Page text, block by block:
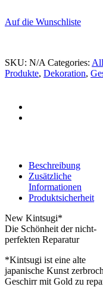
Auf die Wunschliste
SKU: N/A Categories:
Produkte, Dekoration,
Beschreibung
Zusätzliche
Informationen
Produktsicherheit
New Kintsugi*
Die Schönheit der nicht-
perfekten Reparatur
*Kintsugi ist eine alte
japanische Kunst
Geschirr mit Gold zu